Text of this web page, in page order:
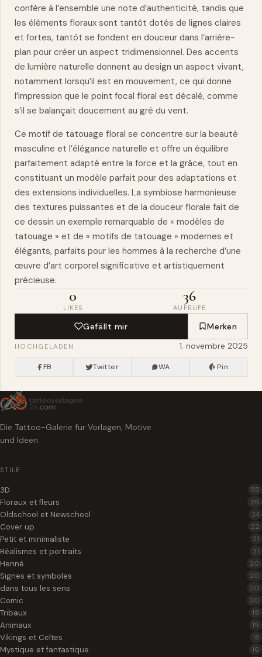
confère à l’ensemble une note d’authenticité, tandis que
les éléments floraux sont tantôt dotés de lignes claires
et fortes, tantôt se fondent en douceur dans l’arrière-
plan pour créer un aspect tridimensionnel. Des accents
de lumière naturelle donnent au design un aspect vivant,
notamment lorsqu’il est en mouvement, ce qui donne
l’impression que le point focal floral est décalé, comme
s’il se balançait doucement au gré du vent.
Ce motif de tatouage floral se concentre sur la beauté
masculine et l’élégance naturelle et offre un équilibre
parfaitement adapté entre la force et la grâce, tout en
constituant un modèle parfait pour des adaptations et
des extensions individuelles. La symbiose harmonieuse
des textures puissantes et de la douceur florale fait de
ce dessin un exemple remarquable de « modèles de
tatouage » et de « motifs de tatouage » modernes et
élégants, parfaits pour les hommes à la recherche d’une
œuvre d’art corporel significative et artistiquement
précieuse.
0
LIKES
36
AUFRUFE
Gefällt mir Merken
HOCHGELADEN 1. novembre 2025
FB Twitter WA Pin
Die Tattoo-Galerie für Vorlagen, Motive
und Ideen.
STILE
3D 55
Floraux et fleurs 26
Oldschool et Newschool 24
Cover up 22
Petit et minimaliste 21
Réalismes et portraits 21
Henné 20
Signes et symboles 20
dans tous les sens 20
Comic 20
Tribaux 19
Animaux 19
Vikings et Celtes 18
Mystique et fantastique 16